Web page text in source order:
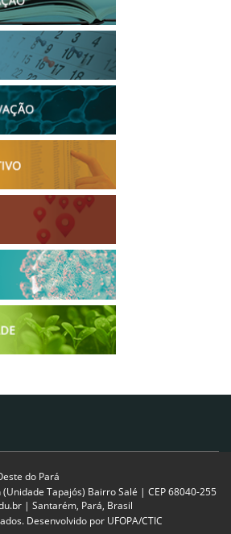
do Pará
(Unidade Tapajós) Bairro Salé | CEP 68040-255
| Santarém, Pará, Brasil
Desenvolvido por UFOPA/CTIC